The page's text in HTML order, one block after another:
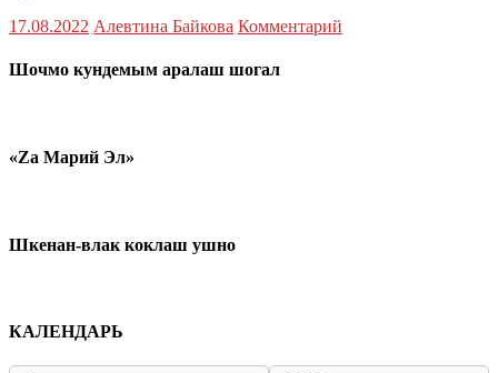
17.08.2022 Алевтина Байкова Комментарий
Шочмо кундемым аралаш шогал
«Zа Марий Эл»
Шкенан-влак коклаш ушно
КАЛЕНДАРЬ